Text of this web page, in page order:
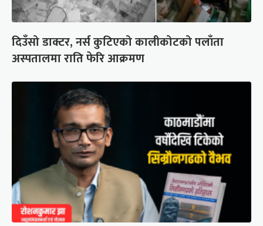
दिउँसो डाक्टर, नर्स कुटिएको कालीकोटको पलाँता
अस्पतालमा राति फेरि आक्रमण